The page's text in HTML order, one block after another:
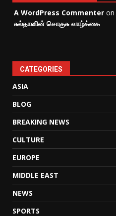
A WordPress Commenter on
சுல்தானின் சொகுசு வாழ்க்கை
CATEGORIES
ASIA
BLOG
BREAKING NEWS
CULTURE
EUROPE
MIDDLE EAST
NEWS
SPORTS